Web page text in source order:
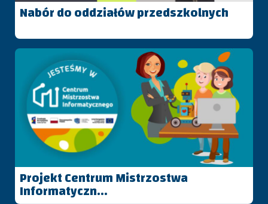
Nabór do oddziałów przedszkolnych
Projekt Centrum Mistrzostwa
Informatyczn...